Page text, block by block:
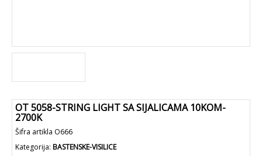
OT 5058-STRING LIGHT SA SIJALICAMA 10KOM-
2700K
Šifra artikla O666
Kategorija: BASTENSKE-VISILICE